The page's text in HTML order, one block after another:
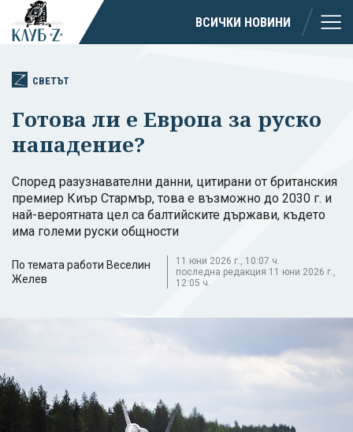
ВСИЧКИ НОВИНИ
СВЕТЪТ
Готова ли е Европа за руско
нападение?
Според разузнавателни данни, цитирани от британския
премиер Киър Стармър, това е възможно до 2030 г. и
най-вероятната цел са балтийските държави, където
има големи руски общности
По темата работи Веселин
Желев
11 юни 2026 г., 10:07 ч.
последна редакция 11 юни 2026 г.,
12:05 ч.